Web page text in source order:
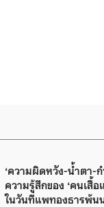
‘ความผิดหวัง-น้ำตา-ก
ความรู้สึกของ ‘คนเสื้อ
ในวันที่แพทองธารพ้น